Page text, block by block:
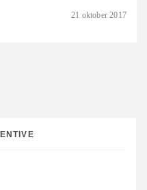
21 oktober 2017